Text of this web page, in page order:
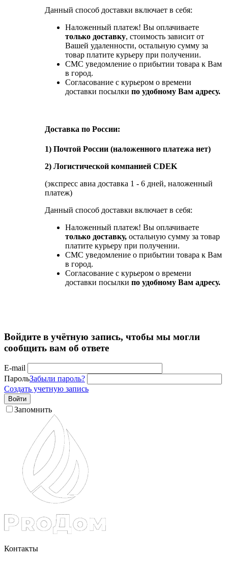
Данный способ доставки включает в себя:
Наложенный платеж! Вы оплачиваете
только доставку, стоимость зависит от
Вашей удаленности, остальную сумму за
товар платите курьеру при получении.
СМС уведомление о прибытии товара к Вам
в город.
Согласование с курьером о времени
доставки посылки по удобному Вам адресу.
Доставка по России:
1) Почтой России (наложенного платежа нет)
2) Логистической компанией CDEK
(экспресс авиа доставка 1 - 6 дней, наложенный
платеж)
Данный способ доставки включает в себя:
Наложенный платеж! Вы оплачиваете
только доставку, остальную сумму за товар
платите курьеру при получении.
СМС уведомление о прибытии товара к Вам
в город.
Согласование с курьером о времени
доставки посылки по удобному Вам адресу.
Войдите в учётную запись, чтобы мы могли
сообщить вам об ответе
E-mail
ПарольЗабыли пароль?
Создать учетную запись
Войти
Запомнить
Контакты